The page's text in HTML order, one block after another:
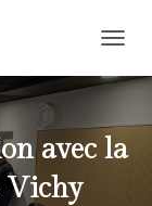
avec la
Vichy